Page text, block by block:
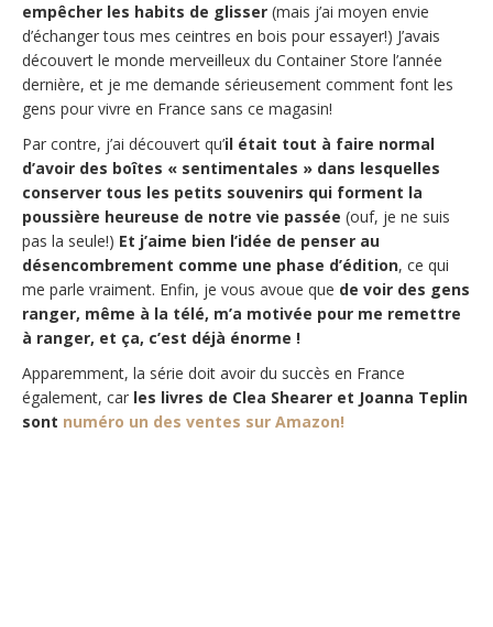
empêcher les habits de glisser (mais j’ai moyen envie
d’échanger tous mes ceintres en bois pour essayer!) J’avais
découvert le monde merveilleux du Container Store l’année
dernière, et je me demande sérieusement comment font les
gens pour vivre en France sans ce magasin!
Par contre, j’ai découvert qu’il était tout à faire normal
d’avoir des boîtes « sentimentales » dans lesquelles
conserver tous les petits souvenirs qui forment la
poussière heureuse de notre vie passée (ouf, je ne suis
pas la seule!) Et j’aime bien l’idée de penser au
désencombrement comme une phase d’édition, ce qui
me parle vraiment. Enfin, je vous avoue que de voir des gens
ranger, même à la télé, m’a motivée pour me remettre
à ranger, et ça, c’est déjà énorme !
Apparemment, la série doit avoir du succès en France
également, car les livres de Clea Shearer et Joanna Teplin
sont numéro un des ventes sur Amazon!